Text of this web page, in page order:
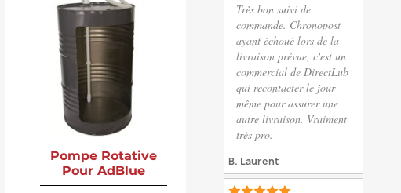
Pompe Rotative
Pour AdBlue
Très bon suivi de
commande. Chronopost
ayant échoué lors de la
livraison prévue, c'est un
commercial de DirectLub
qui recontacter le jour
même pour assurer une
autre livraison. Vraiment
très pro.
B. Laurent